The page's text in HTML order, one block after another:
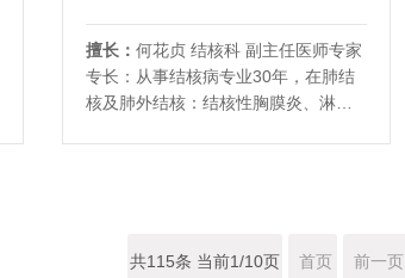
擅长： 何花贞 结核科 副主任医师专家
专长：从事结核病专业30年，在肺结
核及肺外结核：结核性胸膜炎、淋巴
共115条 当前1/10页 首页 前一页